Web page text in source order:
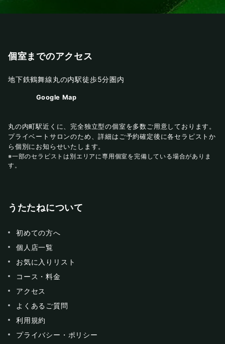
個室までのアクセス
地下鉄鶴舞線丸の内駅徒歩5分圏内
Google Map
丸の内町駅近くに、完全独立型の個室を多数ご用意しております。
プライベートサロンのため、詳細はご予約確定後に各セラピストか
ら個別にお知らせいたします。
※一部のセラピストは別エリアに専用個室を完備している場合がありま
す。
うたたねについて
初めての方へ
個人店一覧
お気に入りリスト
コース・料金
アクセス
よくあるご質問
利用規約
プライバシー・ポリシー